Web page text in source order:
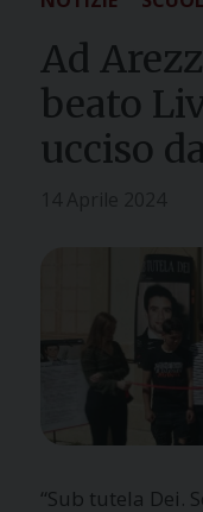
Ad
beato
ucciso
“Sub tutela Dei.